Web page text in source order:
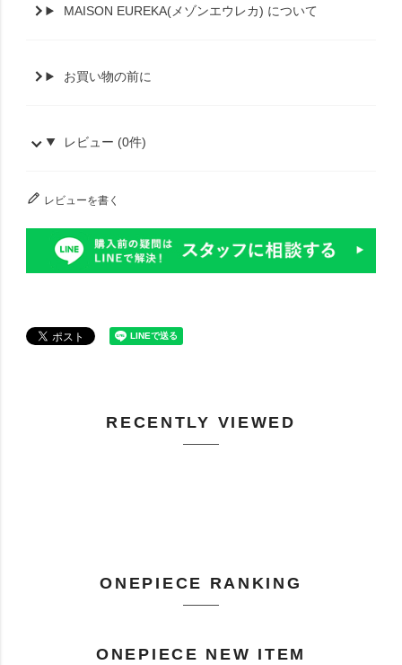
MAISON EUREKA(メゾンエウレカ) について
お買い物の前に
レビュー (0件)
レビューを書く
RECENTLY VIEWED
ONEPIECE RANKING
ONEPIECE NEW ITEM